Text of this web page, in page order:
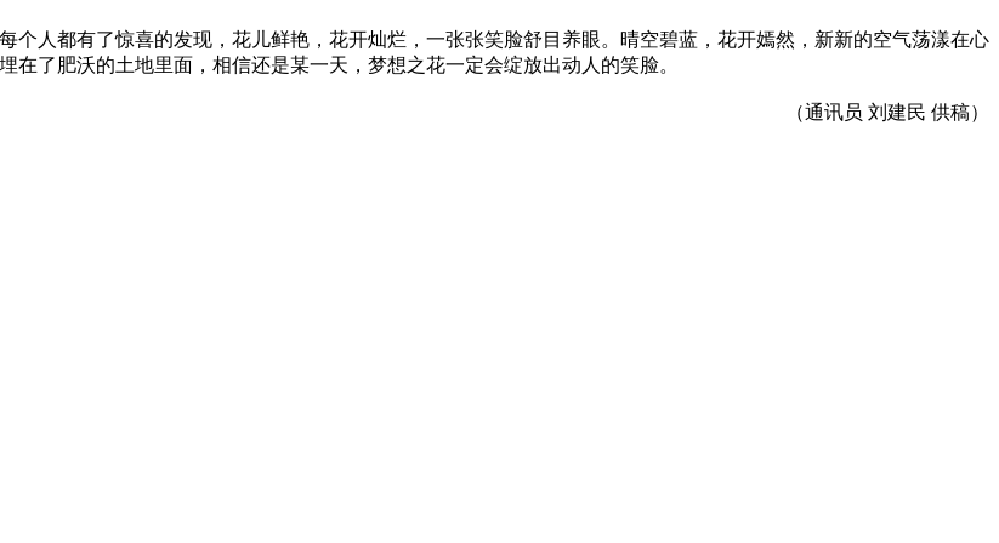
人都有了惊喜的发现，花儿鲜艳，花开灿烂，一张张笑脸舒目养眼。晴空碧蓝，花开嫣然，新新的空气荡漾在心
了肥沃的土地里面，相信还是某一天，梦想之花一定会绽放出动人的笑脸。
（通讯员 刘建民 供稿）